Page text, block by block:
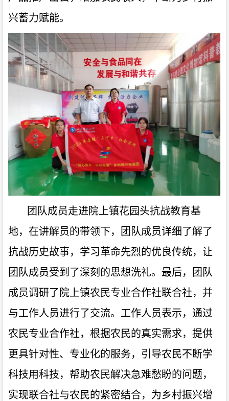
兴蓄力赋能。
团队成员走进院上镇花园头抗战教育基
地，在讲解员的带领下，团队成员详细了解了
抗战历史故事，学习革命先烈的优良传统，让
团队成员受到了深刻的思想洗礼。最后，团队
成员调研了院上镇农民专业合作社联合社，并
与工作人员进行了交流。工作人员表示，通过
农民专业合作社，根据农民的真实需求，提供
更具针对性、专业化的服务，引导农民不断学
科技用科技，帮助农民解决急难愁盼的问题，
实现联合社与农民的紧密结合，为乡村振兴增